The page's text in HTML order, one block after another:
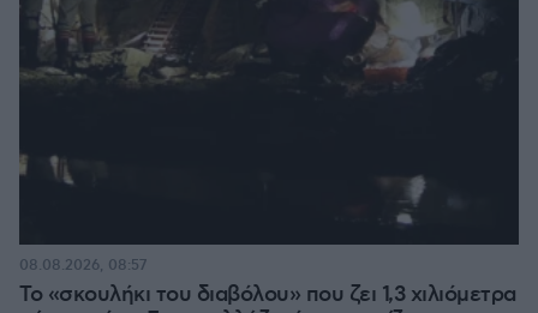
Το «σκουλήκι του διαβόλου» που ζει 1,3 χιλιόμετρα
08.08.2026, 08:57